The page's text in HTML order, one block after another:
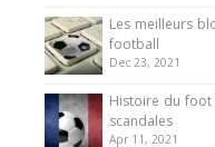
Les meilleurs
football
Dec 23, 2021
Histoire du
scandales
Apr 11, 2021